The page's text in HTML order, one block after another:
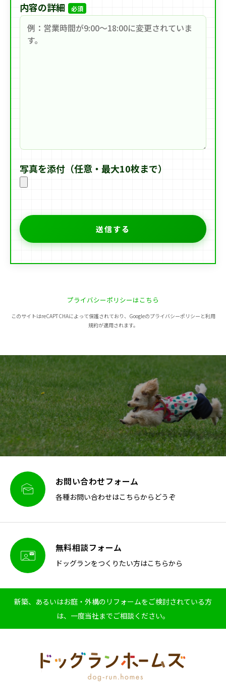
内容の詳細 必須
写真を添付（任意・最大10枚まで）
プライバシーポリシーはこちら
このサイトはreCAPTCHAによって保護されており、Googleのプライバシーポリシーと利用
規約が適用されます。
 お問い合わせフォーム
各種お問い合わせはこちらからどうぞ
 無料相談フォーム
ドッグランをつくりたい方はこちらから
新築、あるいはお庭・外構のリフォームをご検討されている方
は、一度当社までご相談ください。